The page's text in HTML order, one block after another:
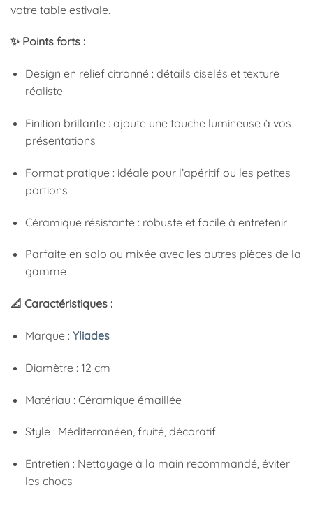
votre table estivale.
✨ Points forts :
Design en relief citronné : détails ciselés et texture
réaliste
Finition brillante : ajoute une touche lumineuse à vos
présentations
Format pratique : idéale pour l’apéritif ou les petites
portions
Céramique résistante : robuste et facile à entretenir
Parfaite en solo ou mixée avec les autres pièces de la
gamme
📐 Caractéristiques :
Marque : Yliades
Diamètre : 12 cm
Matériau : Céramique émaillée
Style : Méditerranéen, fruité, décoratif
Entretien : Nettoyage à la main recommandé, éviter
les chocs